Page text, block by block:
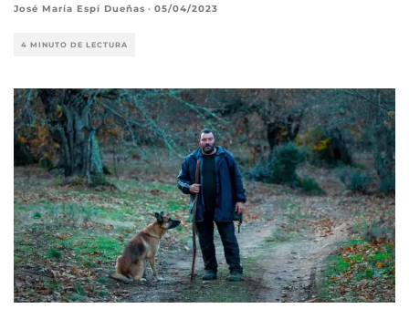
José María Espí Dueñas · 05/04/2023
4 MINUTO DE LECTURA